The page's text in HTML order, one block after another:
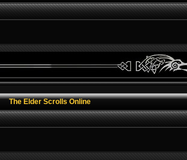
The Elder Scrolls Online